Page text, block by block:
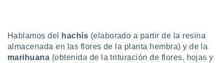
aceptar
de
sitio
Hablamos del hachís (elaborado a partir de la resina
almacenada en las flores de la planta hembra) y de la
marihuana (obtenida de la trituración de flores, hojas y